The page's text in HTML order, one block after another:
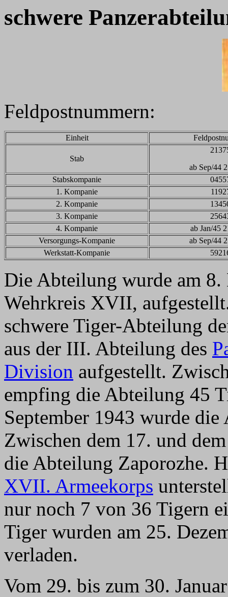
schwere
Feldpostnummern:
Einheit
Stab
ab Sep/44
Stabskompanie
1. Kompanie
2. Kompanie
3. Kompanie
4. Kompanie
ab Jan/45
Versorgungs-Kompanie
ab Sep/44
Werkstatt-Kompanie
Die Abteilung wurde am
Wehrkreis XVII,
schwere Tiger-Abteilung
aus der III. Abteilung des
Division aufgestellt.
empfing die Abteilung 45
September 1943 wurde
Zwischen dem 17. und
die Abteilung Zaporozhe.
XVII. Armeekorps
nur noch 7 von 36 Tigern
Tiger wurden am 25.
verladen.
Vom 29. bis zum 30.